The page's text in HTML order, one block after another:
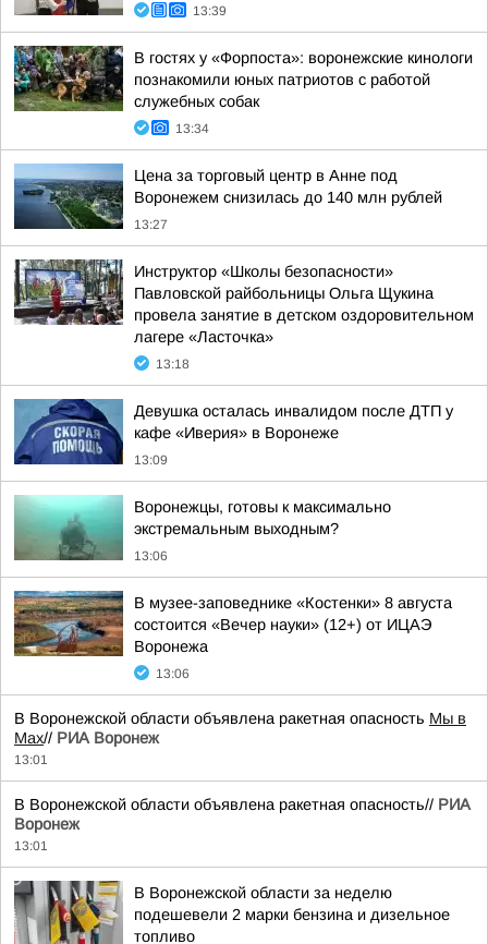
13:39
В гостях у «Форпоста»: воронежские кинологи
познакомили юных патриотов с работой
служебных собак
13:34
Цена за торговый центр в Анне под
Воронежем снизилась до 140 млн рублей
13:27
Инструктор «Школы безопасности»
Павловской райбольницы Ольга Щукина
провела занятие в детском оздоровительном
лагере «Ласточка»
13:18
Девушка осталась инвалидом после ДТП у
кафе «Иверия» в Воронеже
13:09
Воронежцы, готовы к максимально
экстремальным выходным?
13:06
В музее-заповеднике «Костенки» 8 августа
состоится «Вечер науки» (12+) от ИЦАЭ
Воронежа
13:06
В Воронежской области объявлена ракетная опасность Мы в
Мах// РИА Воронеж
13:01
В Воронежской области объявлена ракетная опасность// РИА
Воронеж
13:01
В Воронежской области за неделю
подешевели 2 марки бензина и дизельное
топливо